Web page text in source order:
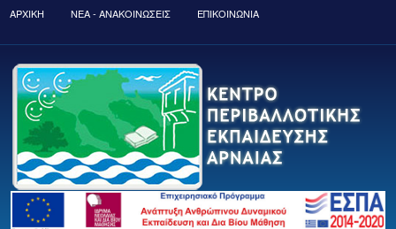
ΑΡΧΙΚΉ ΝΈΑ - ΑΝΑΚΟΙΝΏΣΕΙΣ ΕΠΙΚΟΙΝΩΝΙΑ